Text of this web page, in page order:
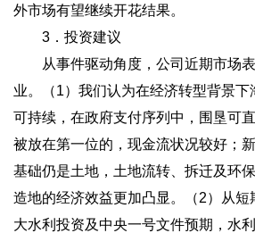
外市场有望继续开花结果。
3．投资建议
从事件驱动角度，公司近期市场表
业。（1）我们认为在经济转型背景下
可持续，在政府支付序列中，围垦可
被放在第一位的，现金流状况较好；
基础仍是土地，土地流转、拆迁及环
造地的经济效益更加凸显。（2）从短
大水利投资及中央一号文件预期，水